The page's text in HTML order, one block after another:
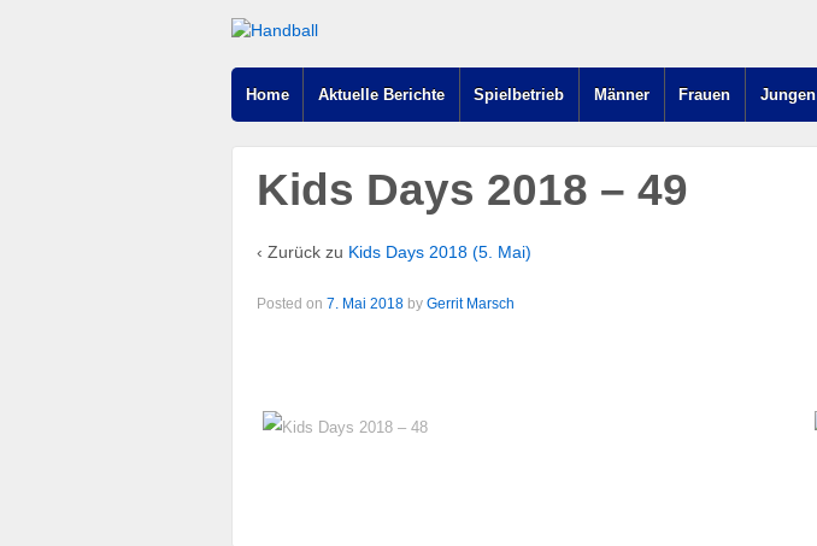
Home Aktuelle Berichte Spielbetrieb Männer Frauen Jungen
Kids Days 2018 – 49
‹ Zurück zu Kids Days 2018 (5. Mai)
Posted on 7. Mai 2018 by Gerrit Marsch